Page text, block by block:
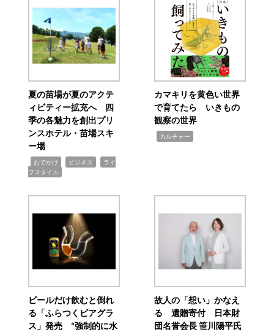
夏の苗場が夏のアクテ
ィビティー拡充へ 四
季の各魅力を創出プリ
ンスホテル・苗場スキ
ー場
おでかけ ビジネス
ライ
フスタイル
カマキリを黄色い世界
で育てたら いきもの
観察の世界
カルチャー
ビールだけ飲むと倒れ
る「ふらつくビアグラ
ス」発売 “強制的に水
故人の「想い」かなえ
る 遺贈寄付 日本財
団名誉会長 笹川陽平氏